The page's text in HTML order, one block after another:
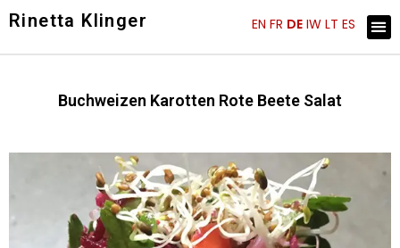
Skip
to
content
Rinetta Klinger
Buchweizen Karotten Rote Beete Salat
EN FR DE IW LT ES